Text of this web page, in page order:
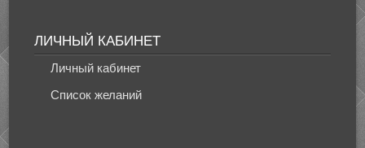
ЛИЧНЫЙ КАБИНЕТ
Личный кабинет
Список желаний